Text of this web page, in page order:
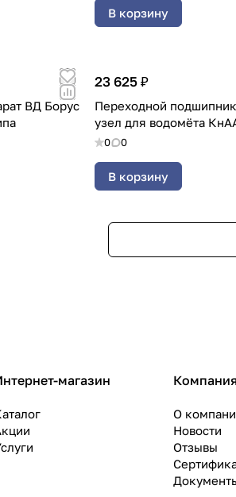
В корзину
ВД Борус
23 625 ₽
Переходной
узел для водомёта
0 0
В корзину
магазин Компания
О
Новости
Отзывы